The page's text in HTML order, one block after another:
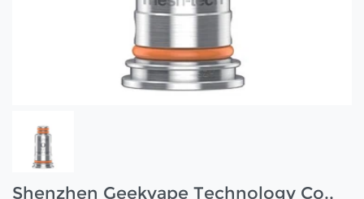
Shenzhen Geekvape Technology Co.,